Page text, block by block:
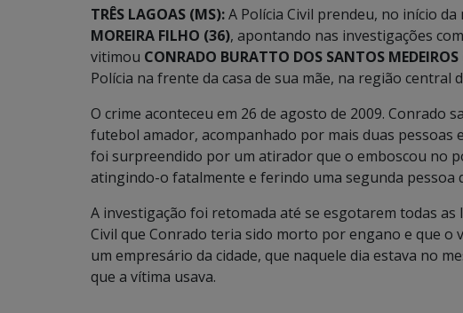
TRÊS LAGOAS (MS):A Polícia Civil prendeu, no início
MOREIRA FILHO (36), apontando nas investigações
vitimou CONRADO BURATTO DOS SANTOS
Polícia na frente da casa de sua mãe, na região central
O crime aconteceu em 26 de agosto de 2009. Conrado
futebol amador, acompanhado por mais duas pessoas
foi surpreendido por um atirador que o emboscou no
atingindo-o fatalmente e ferindo uma segunda pessoa
A investigação foi retomada até se esgotarem todas as
Civil que Conrado teria sido morto por engano e que o
um empresário da cidade, que naquele dia estava no
que a vítima usava.